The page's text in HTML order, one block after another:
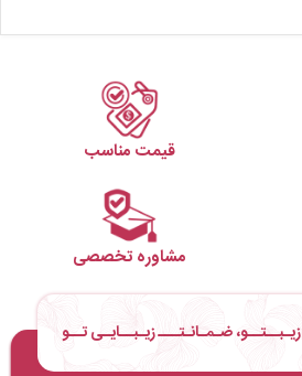
قیمت مناسب
مشاوره تخصصی
زیـبــتــو، ضـمـانـتـــ زیـبــایـی تــو